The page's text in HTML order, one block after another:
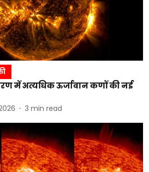
में अत्यधिक ऊर्जावान कणों की नई
3 min read